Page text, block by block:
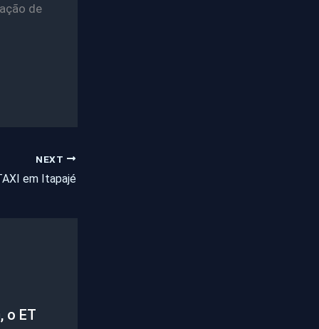
de
NEXT
em Itapajé
o ET